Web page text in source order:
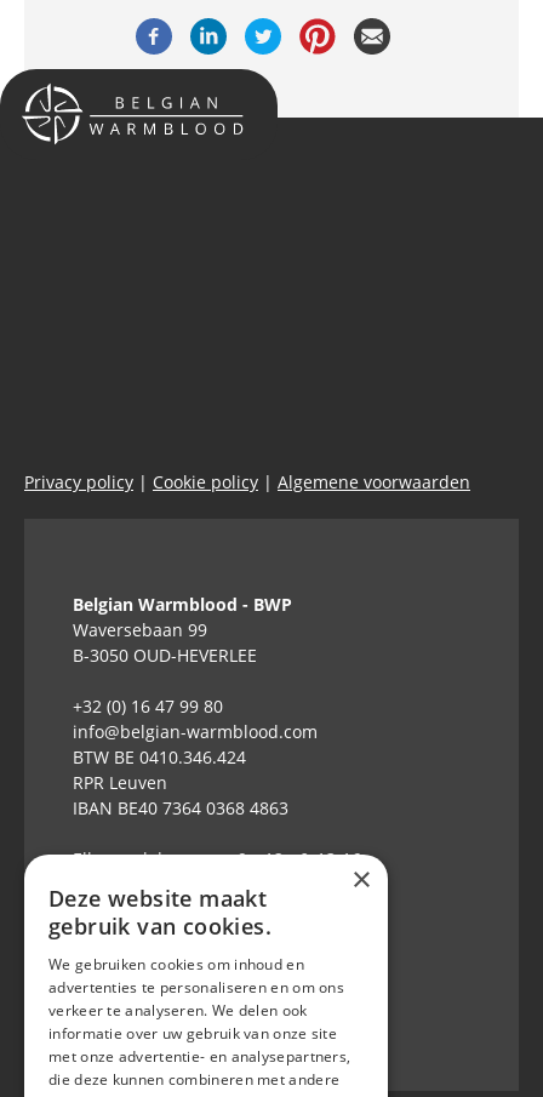
Privacy policy | Cookie policy | Algemene voorwaarden
Belgian Warmblood - BWP
Waversebaan 99
B-3050 OUD-HEVERLEE
+32 (0) 16 47 99 80
info@belgian-warmblood.com
BTW BE 0410.346.424
RPR Leuven
IBAN BE40 7364 0368 4863
Elke weekdag open: 9u-12u & 13-16u
Volg ons op
×
Deze website maakt
gebruik van cookies.
We gebruiken cookies om inhoud en
advertenties te personaliseren en om ons
verkeer te analyseren. We delen ook
informatie over uw gebruik van onze site
met onze advertentie- en analysepartners,
die deze kunnen combineren met andere